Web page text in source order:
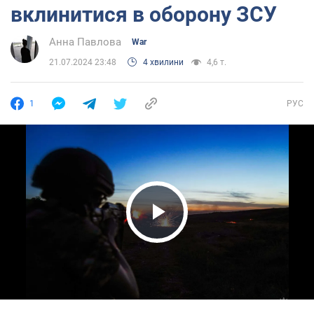
вклинитися в оборону ЗСУ
Анна Павлова War
21.07.2024 23:48 4 хвилини 4,6 т.
1 РУС
Play Video